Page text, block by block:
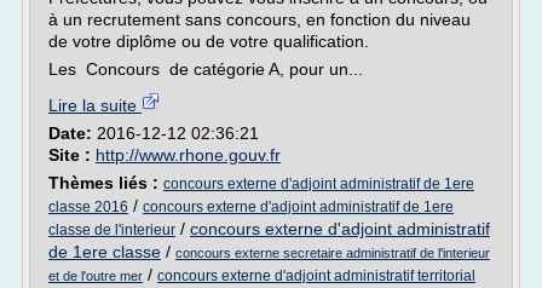
à un recrutement sans concours, en fonction du niveau
de votre diplôme ou de votre qualification.
Les Concours de catégorie A, pour un...
Lire la suite
Date: 2016-12-12 02:36:21
Site : http://www.rhone.gouv.fr
Thèmes liés : concours externe d'adjoint administratif de 1ere
classe 2016 / concours externe d'adjoint administratif de 1ere
classe de l'interieur / concours externe d'adjoint administratif
de 1ere classe / concours externe secretaire administratif de l'interieur
et de l'outre mer / concours externe d'adjoint administratif territorial